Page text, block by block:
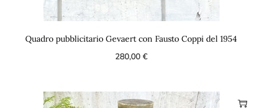
Quadro pubblicitario Gevaert con Fausto Coppi del 1954
280,00€